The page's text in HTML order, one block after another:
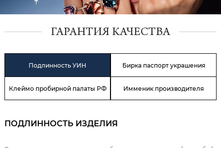
ГАРАНТИЯ КАЧЕСТВА
Подлинность УИН Бирка паспорт украшения
Клеймо пробирной палаты РФ Имменик производителя
ПОДЛИННОСТЬ ИЗДЕЛИЯ